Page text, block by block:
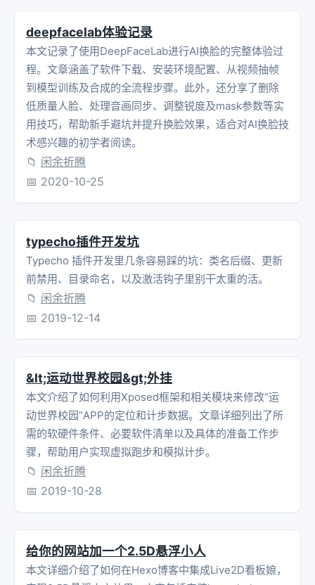
deepfacelab体验记录
本文记录了使用DeepFaceLab进行AI换脸的完整体验过
程。文章涵盖了软件下载、安装环境配置、从视频抽帧
到模型训练及合成的全流程步骤。此外，还分享了删除
低质量人脸、处理音画同步、调整锐度及mask参数等实
用技巧，帮助新手避坑并提升换脸效果，适合对AI换脸技
术感兴趣的初学者阅读。
📁 闲余折腾
📅 2020-10-25
typecho插件开发坑
Typecho 插件开发里几条容易踩的坑：类名后缀、更新
前禁用、目录命名，以及激活钩子里别干太重的活。
📁 闲余折腾
📅 2019-12-14
&lt;运动世界校园&gt;外挂
本文介绍了如何利用Xposed框架和相关模块来修改“运
动世界校园”APP的定位和计步数据。文章详细列出了所
需的软硬件条件、必要软件清单以及具体的准备工作步
骤，帮助用户实现虚拟跑步和模拟计步。
📁 闲余折腾
📅 2019-10-28
给你的网站加一个2.5D悬浮小人
本文详细介绍了如何在Hexo博客中集成Live2D看板娘，